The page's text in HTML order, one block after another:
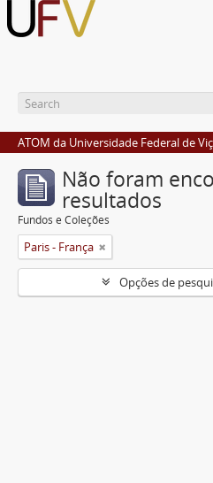
ATOM da Universidade Federal de
Não foram
resultados
Fundos e Coleções
Paris - França
Opções de